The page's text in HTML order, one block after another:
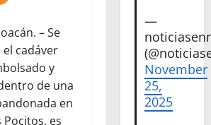
– Se
cadáver
y
de una
en
Pocitos, es
—
November
25,
2025